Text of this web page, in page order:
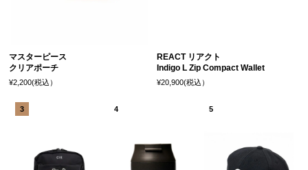
マスターピース
クリアポーチ
¥2,200(税込）
REACT リアクト
Indigo L Zip Compact Wallet
¥20,900(税込）